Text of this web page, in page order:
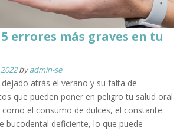
5 errores más graves en tu
byadmin-se
atrás el verano y su falta de
que pueden poner en peligro tu salud oral
el consumo de dulces, el constante
bucodental deficiente, lo que puede